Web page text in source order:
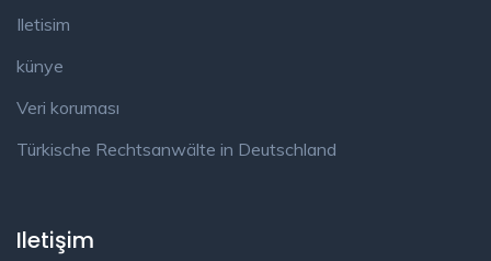
Iletisim
künye
Veri koruması
Türkische Rechtsanwälte in Deutschland
Iletişim